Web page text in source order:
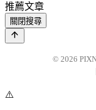
推薦文章
關閉搜尋
© 2026
⚠️